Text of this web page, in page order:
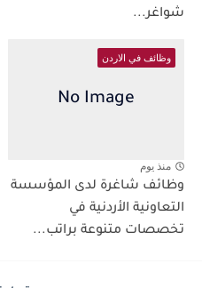
شواغر...
وظائف في الاردن
منذ يوم
وظائف شاغرة لدى المؤسسة
التعاونية الأردنية في
تخصصات متنوعة براتب...